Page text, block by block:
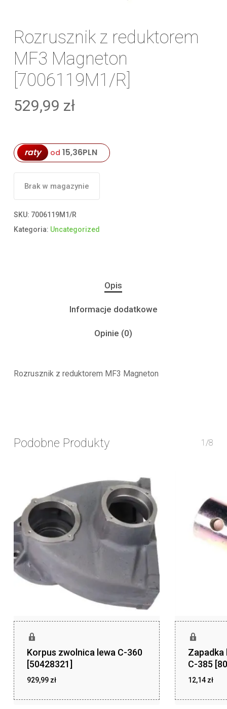
Rozrusznik z reduktorem
MF3 Magneton
[7006119M1/R]
529,99 zł
raty od 15,36PLN
Brak w magazynie
SKU: 7006119M1/R
Kategoria: Uncategorized
Opis
Informacje dodatkowe
Opinie (0)
Rozrusznik z reduktorem MF3 Magneton
Podobne Produkty 1/8
Korpus zwolnica lewa C-360
[50428321]
929,99 zł
Zapadka
C-385
12,14 zł